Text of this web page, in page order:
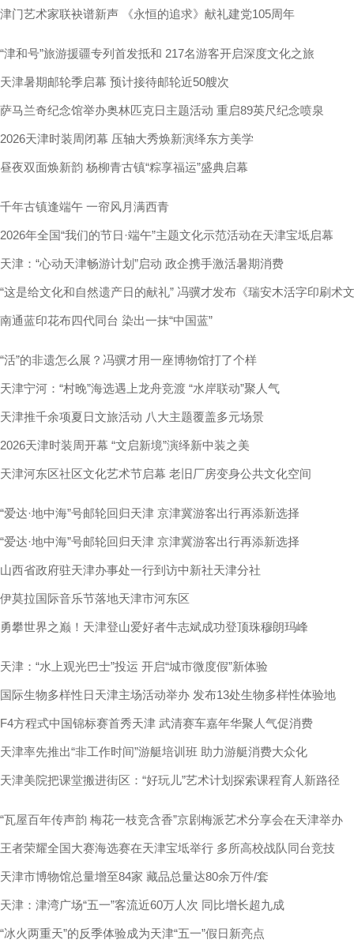
津门艺术家联袂谱新声 《永恒的追求》献礼建党105周年
“津和号”旅游援疆专列首发抵和 217名游客开启深度文化之旅
天津暑期邮轮季启幕 预计接待邮轮近50艘次
萨马兰奇纪念馆举办奥林匹克日主题活动 重启89英尺纪念喷泉
2026天津时装周闭幕 压轴大秀焕新演绎东方美学
昼夜双面焕新韵 杨柳青古镇“粽享福运”盛典启幕
千年古镇逢端午 一帘风月满西青
2026年全国“我们的节日·端午”主题文化示范活动在天津宝坻启幕
天津：“心动天津畅游计划”启动 政企携手激活暑期消费
“这是给文化和自然遗产日的献礼” 冯骥才发布《瑞安木活字印刷术
南通蓝印花布四代同台 染出一抹“中国蓝”
“活”的非遗怎么展？冯骥才用一座博物馆打了个样
天津宁河：“村晚”海选遇上龙舟竞渡 “水岸联动”聚人气
天津推千余项夏日文旅活动 八大主题覆盖多元场景
2026天津时装周开幕 “文启新境”演绎新中装之美
天津河东区社区文化艺术节启幕 老旧厂房变身公共文化空间
“爱达·地中海”号邮轮回归天津 京津冀游客出行再添新选择
“爱达·地中海”号邮轮回归天津 京津冀游客出行再添新选择
山西省政府驻天津办事处一行到访中新社天津分社
伊莫拉国际音乐节落地天津市河东区
勇攀世界之巅！天津登山爱好者牛志斌成功登顶珠穆朗玛峰
天津：“水上观光巴士”投运 开启“城市微度假”新体验
国际生物多样性日天津主场活动举办 发布13处生物多样性体验地
F4方程式中国锦标赛首秀天津 武清赛车嘉年华聚人气促消费
天津率先推出“非工作时间”游艇培训班 助力游艇消费大众化
天津美院把课堂搬进街区：“好玩儿”艺术计划探索课程育人新路径
“瓦屋百年传声韵 梅花一枝竞含香”京剧梅派艺术分享会在天津举办
王者荣耀全国大赛海选赛在天津宝坻举行 多所高校战队同台竞技
天津市博物馆总量增至84家 藏品总量达80余万件/套
天津：津湾广场“五一”客流近60万人次 同比增长超九成
“冰火两重天”的反季体验成为天津“五一”假日新亮点